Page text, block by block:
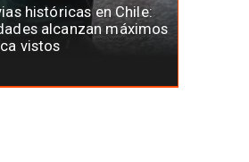
históricas en Chile:
alcanzan máximos
vistos